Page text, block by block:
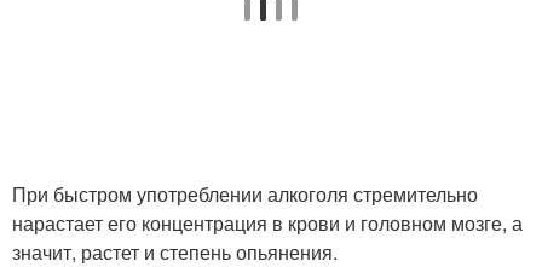
При быстром употреблении алкоголя стремительно
нарастает его концентрация в крови и головном мозге, а
значит, растет и степень опьянения.